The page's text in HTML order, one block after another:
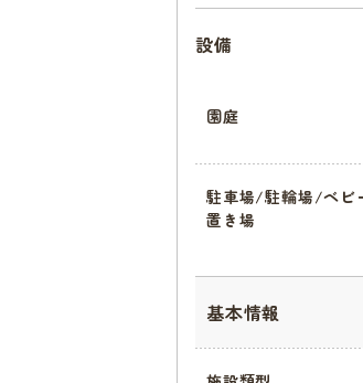
設備
園庭
駐車場/駐輪場/ベビ
置き場
基本情報